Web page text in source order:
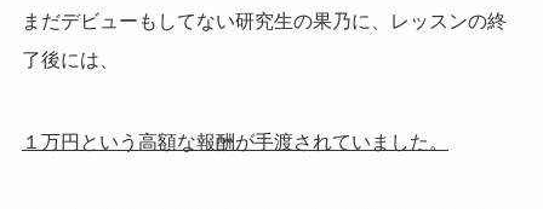
まだデビューもしてない研究生の果乃に、レッスンの終
了後には、
１万円という高額な報酬が手渡されていました。